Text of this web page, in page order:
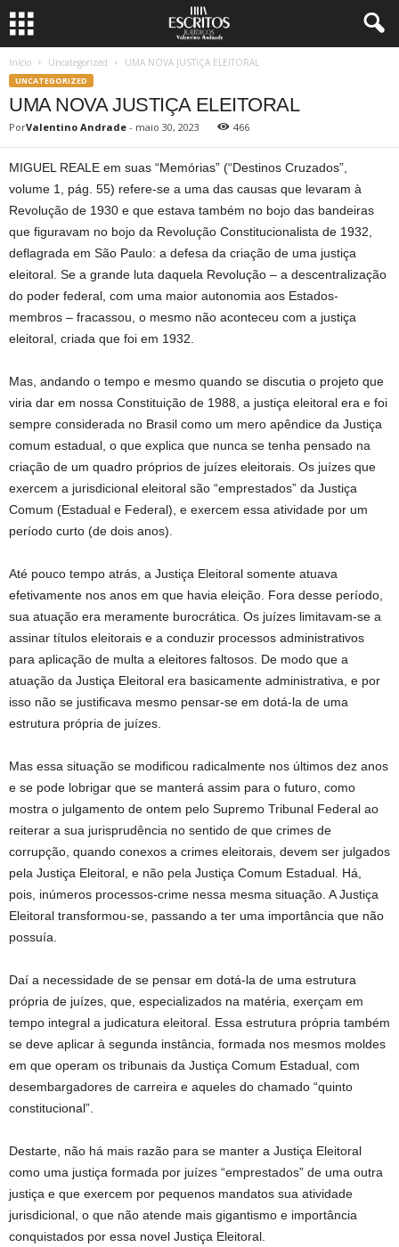
Início Uncategorized UMA NOVA JUSTIÇA ELEITORAL
UNCATEGORIZED
UMA NOVA JUSTIÇA ELEITORAL
PorValentino Andrade - maio 30, 2023 466
MIGUEL REALE em suas “Memórias” (“Destinos Cruzados”,
volume 1, pág. 55) refere-se a uma das causas que levaram à
Revolução de 1930 e que estava também no bojo das bandeiras
que figuravam no bojo da Revolução Constitucionalista de 1932,
deflagrada em São Paulo: a defesa da criação de uma justiça
eleitoral. Se a grande luta daquela Revolução – a descentralização
do poder federal, com uma maior autonomia aos Estados-
membros – fracassou, o mesmo não aconteceu com a justiça
eleitoral, criada que foi em 1932.
Mas, andando o tempo e mesmo quando se discutia o projeto que
viria dar em nossa Constituição de 1988, a justiça eleitoral era e foi
sempre considerada no Brasil como um mero apêndice da Justiça
comum estadual, o que explica que nunca se tenha pensado na
criação de um quadro próprios de juízes eleitorais. Os juízes que
exercem a jurisdicional eleitoral são “emprestados” da Justiça
Comum (Estadual e Federal), e exercem essa atividade por um
período curto (de dois anos).
Até pouco tempo atrás, a Justiça Eleitoral somente atuava
efetivamente nos anos em que havia eleição. Fora desse período,
sua atuação era meramente burocrática. Os juízes limitavam-se a
assinar títulos eleitorais e a conduzir processos administrativos
para aplicação de multa a eleitores faltosos. De modo que a
atuação da Justiça Eleitoral era basicamente administrativa, e por
isso não se justificava mesmo pensar-se em dotá-la de uma
estrutura própria de juízes.
Mas essa situação se modificou radicalmente nos últimos dez anos
e se pode lobrigar que se manterá assim para o futuro, como
mostra o julgamento de ontem pelo Supremo Tribunal Federal ao
reiterar a sua jurisprudência no sentido de que crimes de
corrupção, quando conexos a crimes eleitorais, devem ser julgados
pela Justiça Eleitoral, e não pela Justiça Comum Estadual. Há,
pois, inúmeros processos-crime nessa mesma situação. A Justiça
Eleitoral transformou-se, passando a ter uma importância que não
possuía.
Daí a necessidade de se pensar em dotá-la de uma estrutura
própria de juízes, que, especializados na matéria, exerçam em
tempo integral a judicatura eleitoral. Essa estrutura própria também
se deve aplicar à segunda instância, formada nos mesmos moldes
em que operam os tribunais da Justiça Comum Estadual, com
desembargadores de carreira e aqueles do chamado “quinto
constitucional”.
Destarte, não há mais razão para se manter a Justiça Eleitoral
como uma justiça formada por juízes “emprestados” de uma outra
justiça e que exercem por pequenos mandatos sua atividade
jurisdicional, o que não atende mais gigantismo e importância
conquistados por essa novel Justiça Eleitoral.